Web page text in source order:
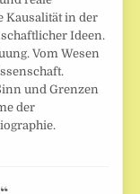
Kausalität in der
Ideen.
Vom Wesen
und Grenzen
der